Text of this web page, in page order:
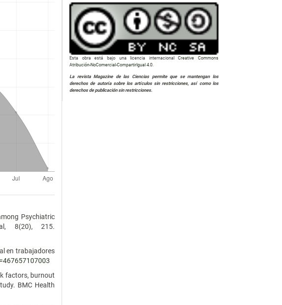
Psychiatric
8(20), 215.
en trabajadores
factors, burnout
BMC Health
Esta obra está bajo una licencia internacionalCreative Commons
Atribución-NoComercial-CompartirIgual 4.0.
La revista Magazine de las Ciencias permite que se mantengan los
derechos de autoría sobre los artículos sin restricciones, así como los
derechos de publicación sin restricciones.